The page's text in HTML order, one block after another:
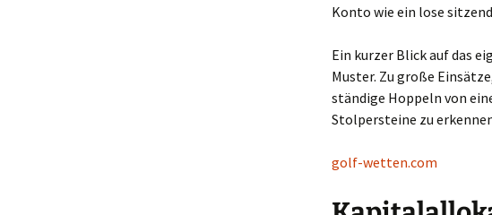
Konto wie ein lose
Ein kurzer Blick auf das
Muster. Zu große
ständige Hoppeln von
Stolpersteine zu
golf-wetten.com